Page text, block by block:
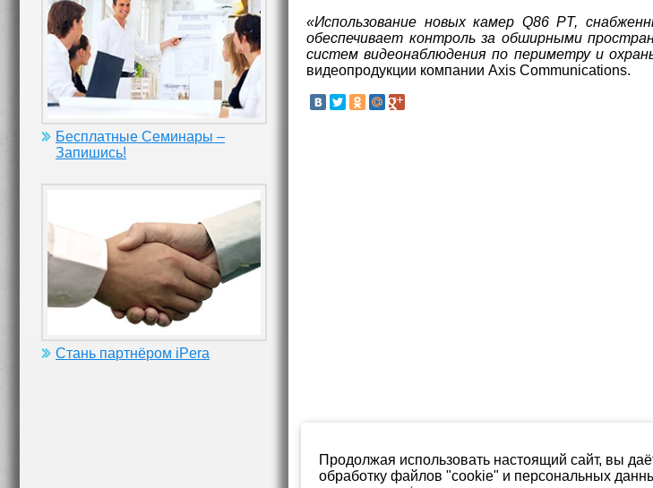
Бесплатные Семинары –
Запишись!
Стань партнёром iPera
«Использование новых камер Q86 PT,
обеспечивает контроль за обширными
систем видеонаблюдения по периметру и
видеопродукции компании Axis Communications.
Продолжая использовать настоящий сайт, вы
обработку файлов "cookie" и персональных